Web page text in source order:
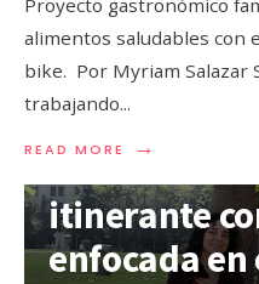
Proyecto gastronómico
alimentos saludables con
bike. Por Myriam Salazar
trabajando...
READ MORE →
Vive Vivero:
itinerante
enfocada